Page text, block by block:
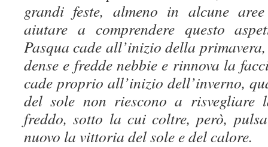
grandi feste, almeno in alcune
aiutare a comprendere questo
Pasqua cade all’inizio della
dense e fredde nebbie e rinnova la
cade proprio all’inizio dell’inverno,
del sole non riescono a risvegliare
freddo, sotto la cui coltre, però,
nuovo la vittoria del sole e del calore.